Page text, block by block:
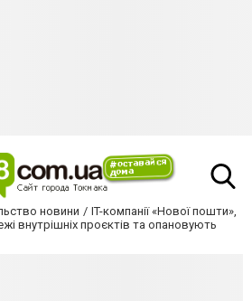
новини
IT-компанії «Нової пошти»,
внутрішніх проєктів та опановують